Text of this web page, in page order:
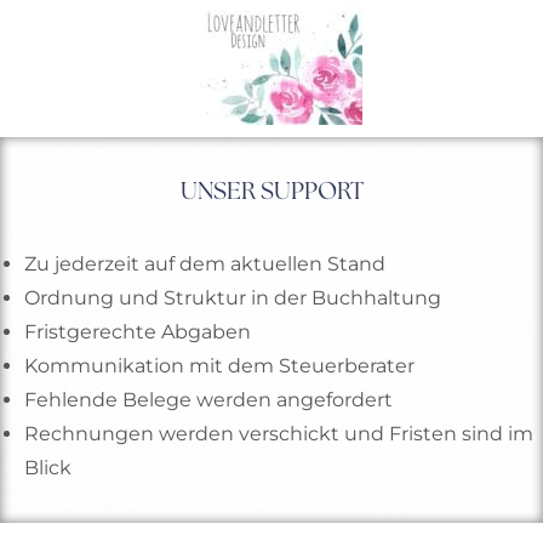
UNSER SUPPORT
Zu jederzeit auf dem aktuellen Stand
Ordnung und Struktur in der Buchhaltung
Fristgerechte Abgaben
Kommunikation mit dem Steuerberater
Fehlende Belege werden angefordert
Rechnungen werden verschickt und Fristen sind im
Blick